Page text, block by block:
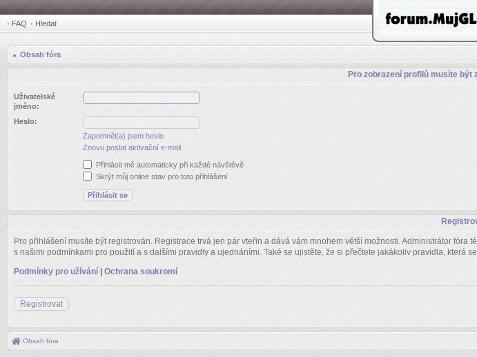
• FAQ • Hledat
Obsah fóra
Pro zobrazení profilů musíte být
Uživatelské
jméno:
Heslo:
Zapomněl(a) jsem heslo
Znovu poslat aktivační e-mail
Přihlásit mě automaticky při každé návštěvě
Skrýt můj online stav pro toto přihlášení
Pro přihlášení musíte být registrován. Registrace trvá jen pár vteřin a dává vám mnohem větší možnosti. Administrátor
s našimi podmínkami pro použití a s dalšími pravidly a ujednáními. Také se ujistěte, že si přečtete jakákoliv pravidla, která
Podmínky pro užívání
Ochrana soukromí
Registrovat
Obsah fóra